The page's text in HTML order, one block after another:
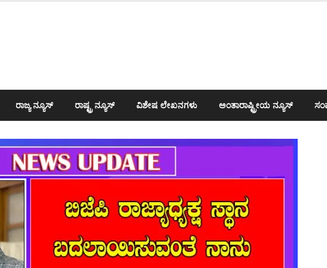
ರಾಜ್ಯ ನ್ಯೂಸ್ ರಾಷ್ಟ್ರ ನ್ಯೂಸ್ ವಿಶೇಷ ಲೇಖನಗಳು ಅಂತಾರಾಷ್ಟ್ರೀಯ ನ್ಯೂಸ್